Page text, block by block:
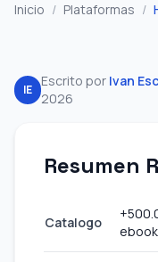
Inicio / Plataformas /
IE
Escrito por Ivan
2026
Resumen
Catalogo